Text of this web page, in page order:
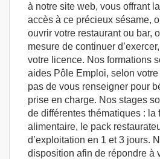
à notre site web, vous offrant
accès à ce précieux sésame,
ouvrir votre restaurant ou bar,
mesure de continuer
votre licence. Nos formations
aides Pôle Emploi, selon votre
pas de vous renseigner pour
prise en charge. Nos stages
de différentes thématiques : la
alimentaire, le pack
d’exploitation en 1 et 3 jours.
disposition afin de répondre à